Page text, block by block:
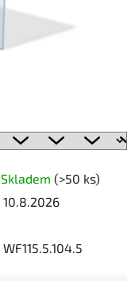
Skladem (>50 ks)
10.8.2026
WF115.5.104.5